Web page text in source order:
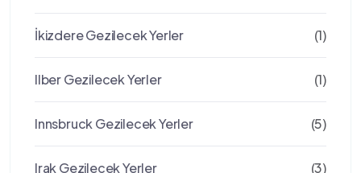
İkizdere Gezilecek Yerler (1)
Ilber Gezilecek Yerler (1)
Innsbruck Gezilecek Yerler (5)
Irak Gezilecek Yerler (3)